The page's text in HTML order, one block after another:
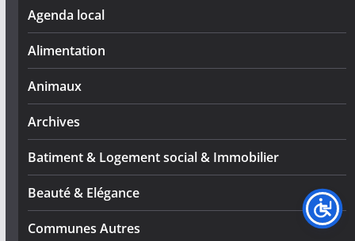
Agenda local
Alimentation
Animaux
Archives
Batiment & Logement social & Immobilier
Beauté & Elégance
Communes Autres